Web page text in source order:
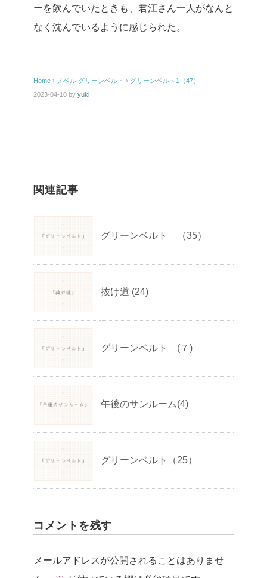
ーを飲んでいたときも、君江さん一人がなんと
なく沈んでいるように感じられた。
Home › ノベル グリーンベルト › グリーンベルト1（47）
2023-04-10 by yuki
関連記事
グリーンベルト （35）
抜け道 (24)
グリーンベルト (７)
午後のサンルーム(4)
グリーンベルト（25）
コメントを残す
メールアドレスが公開されることはありませ